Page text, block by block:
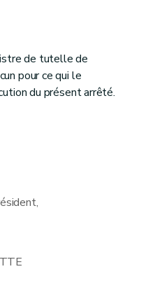
de tutelle de
pour ce qui le
du présent arrêté.